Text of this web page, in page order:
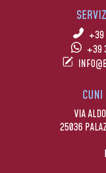
+39
VIA
25036